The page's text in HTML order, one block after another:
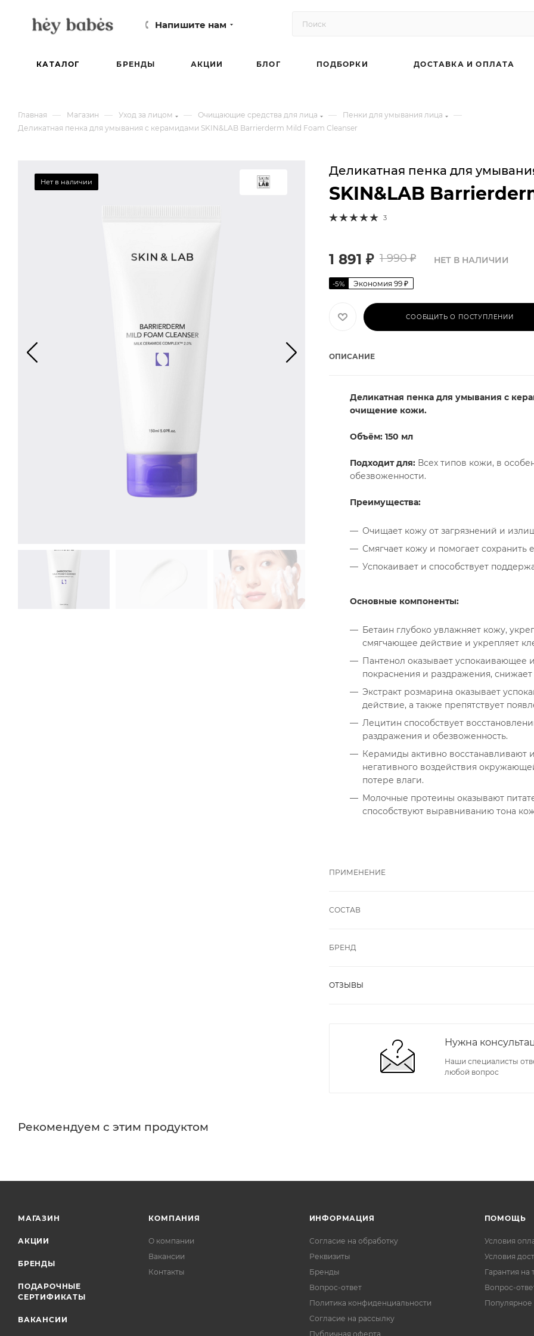
Напишите нам
КАТАЛОГ БРЕНДЫ АКЦИИ БЛОГ ПОДБОРКИ ДОСТАВКА И ОПЛАТА
Главная — Магазин — Уход за лицом — Очищающие средства для лица — Пенки для умывания лица —
Деликатная пенка для умывания с керамидами SKIN&LAB Barrierderm Mild Foam Cleanser
Нет в наличии
Деликатная пенка для
SKIN&LAB
3
1 891 ₽ 1 990₽
-5% Экономия 99 ₽
НЕТ В НАЛИЧИИ
СООБЩИТЬ О ПОСТУПЛЕНИИ
ОПИСАНИЕ
Деликатная пенка для умывания с
очищение кожи.
Объём: 150 мл
Подходит для: Всех типов кожи, в
обезвоженности.
Преимущества:
Очищает кожу от загрязнений и
Смягчает кожу и помогает
Успокаивает и способствует
Основные компоненты:
Бетаин глубоко увлажняет кожу,
смягчающее действие и укрепляет
Пантенол оказывает
покраснения и раздражения, снижает
Экстракт розмарина оказывает
действие, а также препятствует
Лецитин способствует
раздражения и обезвоженность.
Керамиды активно
негативного воздействия
потере влаги.
Молочные протеины оказывают
способствуют выравниванию тона
ПРИМЕНЕНИЕ
СОСТАВ
БРЕНД
ОТЗЫВЫ
Нужна
Наши специалисты
любой вопрос
Рекомендуем с этим продуктом
МАГАЗИН
АКЦИИ
БРЕНДЫ
ПОДАРОЧНЫЕ
СЕРТИФИКАТЫ
ВАКАНСИИ
КОМПАНИЯ
О компании
Вакансии
Контакты
ИНФОРМАЦИЯ
Согласие на обработку
Реквизиты
Бренды
Вопрос-ответ
Политика конфиденциальности
Согласие на рассылку
Публичная оферта
ПОМОЩЬ
Условия
Условия
Гарантия на
Вопрос-
Популярное